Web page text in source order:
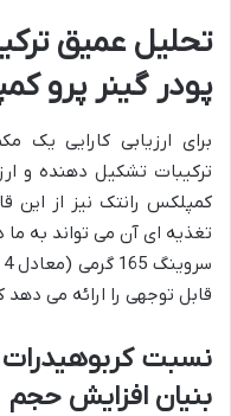
تحلیل عمیق
پودر گینر پرو
برای ارزیابی کارایی یک
ترکیبات تشکیل دهنده و
کمپلکس رانتک نیز از این
تغذیه ای آن می تواند به
قابل توجهی را ارائه می
بنیان افزایش حجم